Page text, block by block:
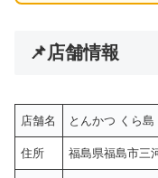
📌店舗情報
店舗名 とんかつ くら島
住所 福島県福島市三